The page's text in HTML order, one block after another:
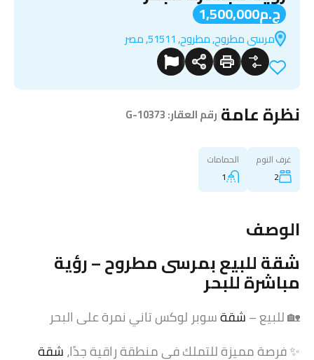
ج.م1,500,000
مرسى مطروح, مطروح, 51511, مصر
نظرة عامة رقم العقار:G-10373
غرف النوم
2
الحمامات
1
الوصف
شقةللبيع بمرسى مطروح – رؤية
مباشرة للبحر
🏡 للبيع –شقةسوبر لوكس تاني نمرة على البحر
✨ فرصة مميزة للتملك في منطقة راقية جدًا،شقة